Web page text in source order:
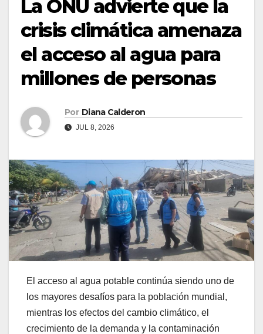
La ONU advierte que la
crisis climática amenaza
el acceso al agua para
millones de personas
Por Diana Calderon
JUL 8, 2026
El acceso al agua potable continúa siendo uno de
los mayores desafíos para la población mundial,
mientras los efectos del cambio climático, el
crecimiento de la demanda y la contaminación